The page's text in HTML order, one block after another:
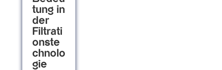
tung in
der
Filtrati
onste
chnolo
gie